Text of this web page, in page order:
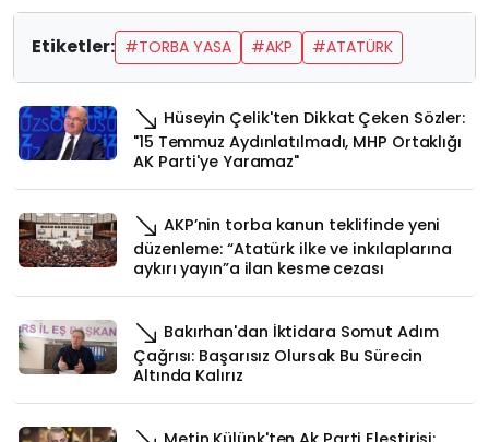
Etiketler: #TORBA YASA #AKP #ATATÜRK
Hüseyin Çelik'ten Dikkat Çeken Sözler:
"15 Temmuz Aydınlatılmadı, MHP Ortaklığı
AK Parti'ye Yaramaz"
AKP’nin torba kanun teklifinde yeni
düzenleme: “Atatürk ilke ve inkılaplarına
aykırı yayın”a ilan kesme cezası
Bakırhan'dan İktidara Somut Adım
Çağrısı: Başarısız Olursak Bu Sürecin
Altında Kalırız